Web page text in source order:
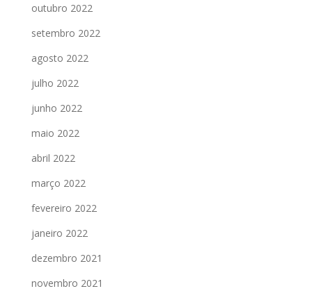
outubro 2022
setembro 2022
agosto 2022
julho 2022
junho 2022
maio 2022
abril 2022
março 2022
fevereiro 2022
janeiro 2022
dezembro 2021
novembro 2021